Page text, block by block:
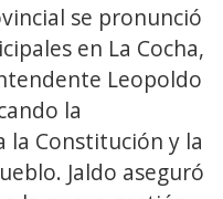
se pronunció
en La Cocha,
Leopoldo
la
la Constitución y la
Jaldo aseguró